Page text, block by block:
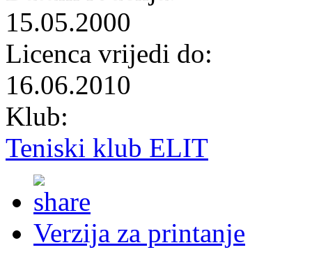
15.05.2000
Licenca vrijedi do:
16.06.2010
Klub:
Teniski klub ELIT
Verzija za printanje